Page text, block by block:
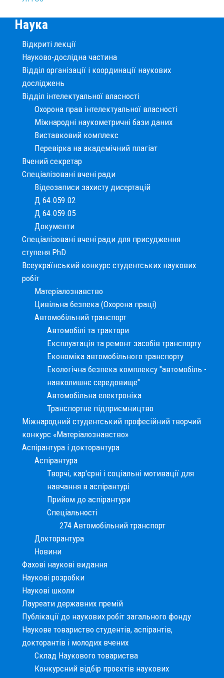
Наука
Відкриті лекції
Науково-дослідна частина
Відділ організації і координації наукових
досліджень
Відділ інтелектуальної власності
Охорона прав інтелектуальної власності
Міжнародні наукометричні бази даних
Виставковий комплекс
Перевірка на академічний плагіат
Вчений секретар
Спеціалізовані вчені ради
Відеозаписи захисту дисертацій
Д 64.059.02
Д 64.059.05
Документи
Спеціалізовані вчені ради для присудження
ступеня PhD
Всеукраїнський конкурс студентських наукових
робіт
Матеріалознавство
Цивільна безпека (Охорона праці)
Автомобільний транспорт
Автомобілі та трактори
Експлуатація та ремонт засобів транспорту
Економіка автомобільного транспорту
Екологічна безпека комплексу "автомобіль -
навколишнє середовище"
Автомобільна електроніка
Транспортне підприємництво
Міжнародний студентський професійний творчий
конкурс «Матеріалознавство»
Аспірантура і докторантура
Аспірантура
Творчі, кар'єрні і cоціальні мотивації для
навчання в аспірантурі
Прийом до аспірантури
Спеціальності
274 Автомобільний транспорт
Докторантура
Новини
Фахові наукові видання
Наукові розробки
Наукові школи
Лауреати державних премій
Публікації до наукових робіт загального фонду
Наукове товариство студентів, аспірантів,
докторантів і молодих вчених
Склад Наукового товариства
Конкурсний відбір проєктів наукових